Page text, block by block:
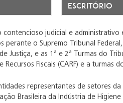
judicial e administrativo
perante o Supremo Tribunal
Justiça, e as 1ª e 2ª Turmas do
Fiscais (CARF) e a turmas
representantes de setores
Brasileira da Indústria de